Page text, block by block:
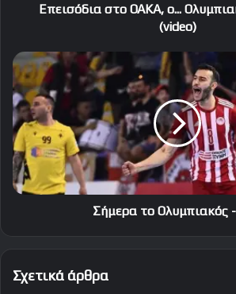
Επεισόδια στο ΟΑΚΑ, ο...
(video)
Σήμερα
το
Ολυμπιακός
-
ΑΕΚ
Σήμερα το Ολυμπιακός
Σχετικά άρθρα